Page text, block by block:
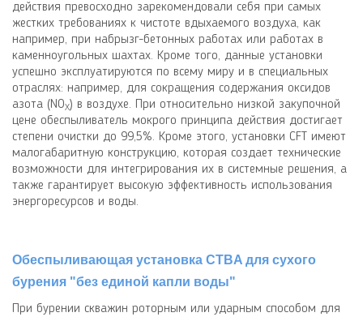
действия превосходно зарекомендовали себя при самых
жестких требованиях к чистоте вдыхаемого воздуха, как
например, при набрызг-бетонных работах или работах в
каменноугольных шахтах. Кроме того, данные установки
успешно эксплуатируются по всему миру и в специальных
отраслях: например, для сокращения содержания оксидов
азота (NOX) в воздухе. При относительно низкой закупочной
цене обеспыливатель мокрого принципа действия достигает
степени очистки до 99,5%. Кроме этого, установки CFT
имеют
малогабаритную конструкцию, которая создает технические
возможности для интегрирования их в системные решения, а
также гарантирует высокую эффективность использования
энергоресурсов и воды.
Обеспыливающая установка CTBA для сухого
бурения "без единой капли воды"
При бурении скважин роторным или ударным способом для